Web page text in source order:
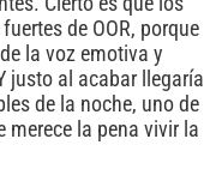
de OOR, porque
la voz emotiva y
justo al acabar llegaría
de la noche, uno de
la pena vivir la